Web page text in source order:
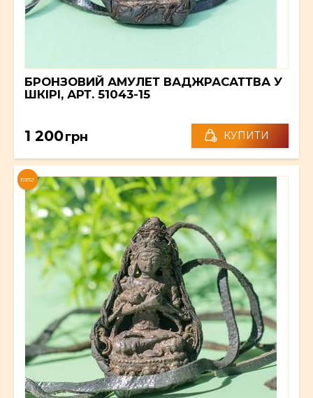
БРОНЗОВИЙ АМУЛЕТ ВАДЖРАСАТТВА У
ШКІРІ, АРТ. 51043-15
1 200грн КУПИТИ
NEW